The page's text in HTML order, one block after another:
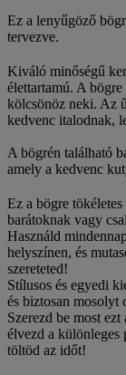
Ez a lenyűgöző
tervezve.
Kiváló minőségű
élettartamú. A
kölcsönöz neki. Az
kedvenc italodnak,
A bögrén található
amely a kedvenc
Ez a bögre
barátoknak vagy
Használd
helyszínen, és
szereteted!
Stílusos és egyedi
és biztosan mosolyt
Szerezd be most
élvezd a különleges
töltöd az időt!